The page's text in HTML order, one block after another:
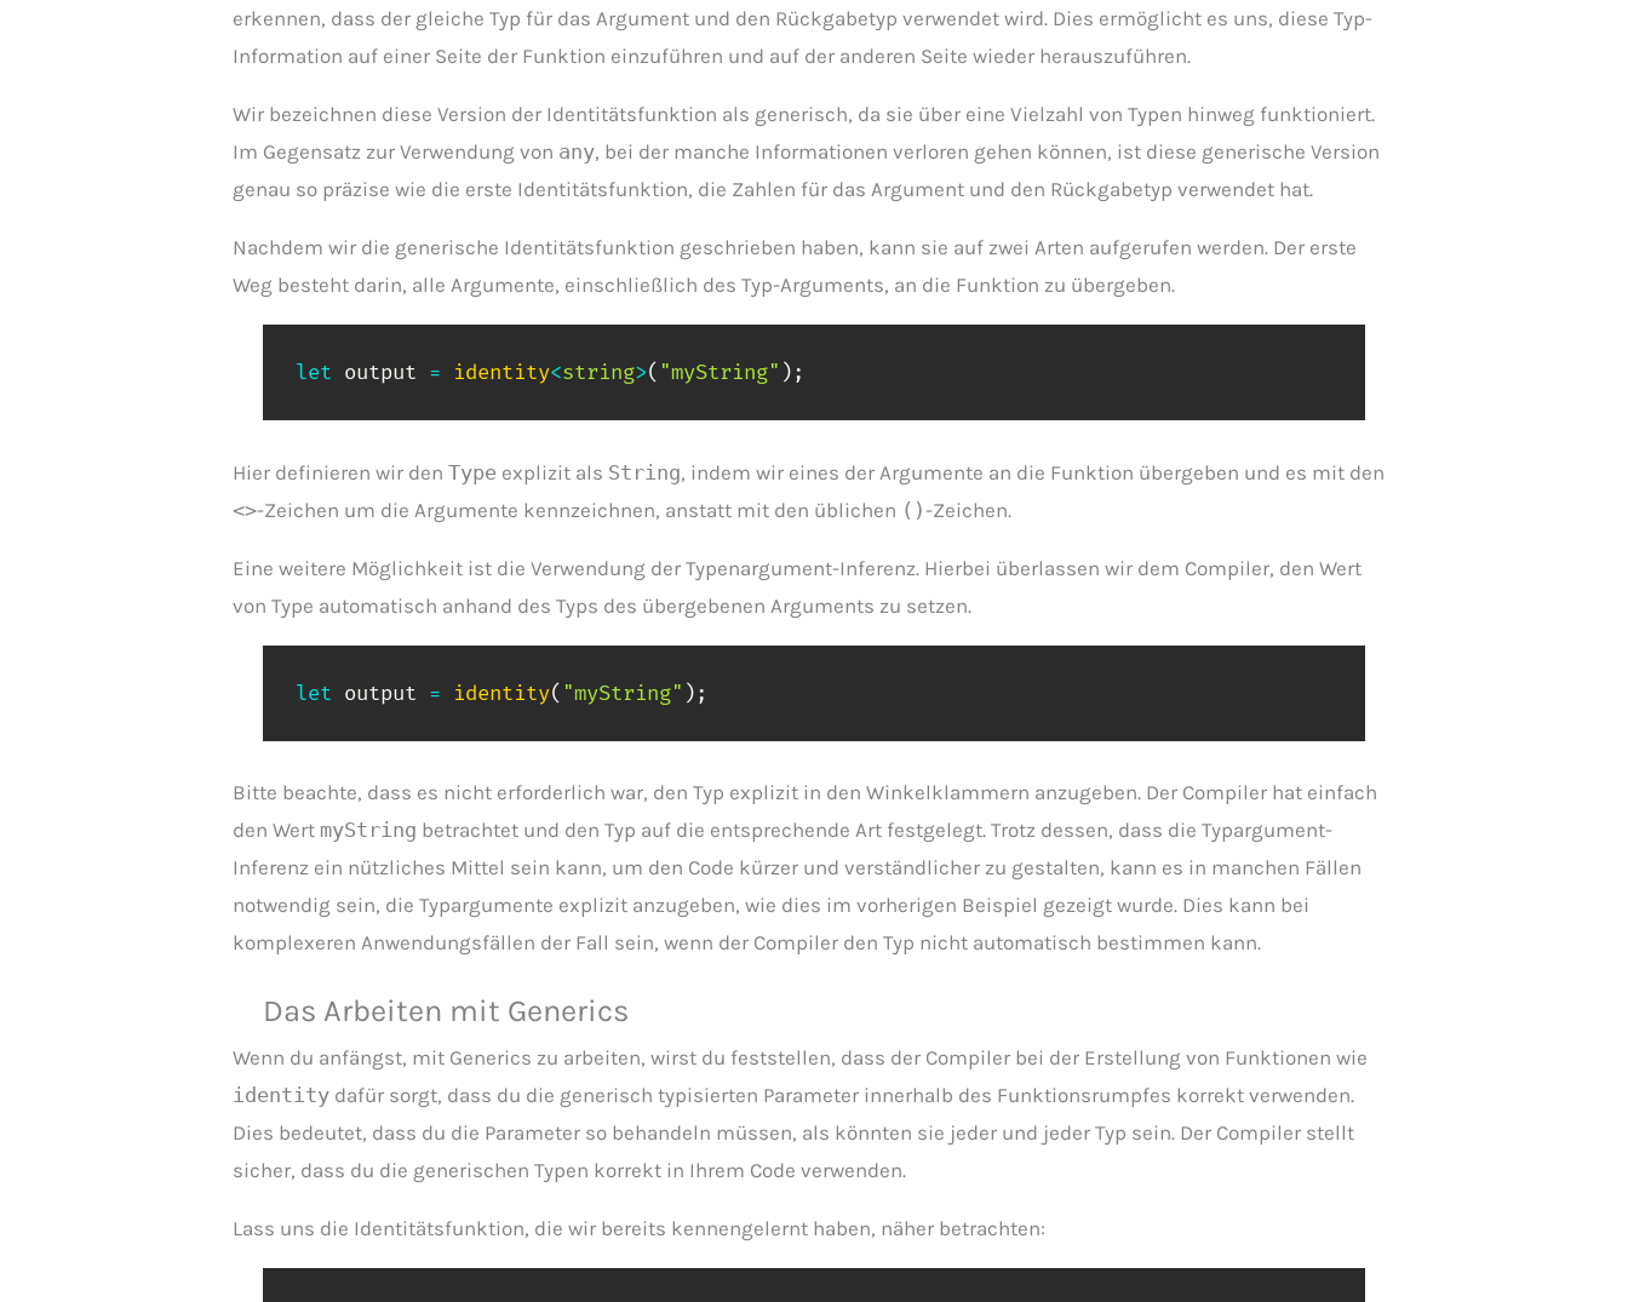
erkennen, dass der gleiche Typ für das Argument und den Rückgabetyp verwendet wird. Dies ermöglicht es uns, diese Typ-
Information auf einer Seite der Funktion einzuführen und auf der anderen Seite wieder herauszuführen.
Wir bezeichnen diese Version der Identitätsfunktion als generisch, da sie über eine Vielzahl von Typen hinweg funktioniert.
Im Gegensatz zur Verwendung von any, bei der manche Informationen verloren gehen können, ist diese generische Version
genau so präzise wie die erste Identitätsfunktion, die Zahlen für das Argument und den Rückgabetyp verwendet hat.
Nachdem wir die generische Identitätsfunktion geschrieben haben, kann sie auf zwei Arten aufgerufen werden. Der erste
Weg besteht darin, alle Argumente, einschließlich des Typ-Arguments, an die Funktion zu übergeben.
let output = identity<string>( "myString" );
Hier definieren wir den Type explizit als String, indem wir eines der Argumente an die Funktion übergeben und es mit den
<>-Zeichen um die Argumente kennzeichnen, anstatt mit den üblichen ()-Zeichen.
Eine weitere Möglichkeit ist die Verwendung der Typenargument-Inferenz. Hierbei überlassen wir dem Compiler, den Wert
von Type automatisch anhand des Typs des übergebenen Arguments zu setzen.
let output = identity( "myString" );
Bitte beachte, dass es nicht erforderlich war, den Typ explizit in den Winkelklammern anzugeben. Der Compiler hat einfach
den Wert myString betrachtet und den Typ auf die entsprechende Art festgelegt. Trotz dessen, dass die Typargument-
Inferenz ein nützliches Mittel sein kann, um den Code kürzer und verständlicher zu gestalten, kann es in manchen Fällen
notwendig sein, die Typargumente explizit anzugeben, wie dies im vorherigen Beispiel gezeigt wurde. Dies kann bei
komplexeren Anwendungsfällen der Fall sein, wenn der Compiler den Typ nicht automatisch bestimmen kann.
Das Arbeiten mit Generics
Wenn du anfängst, mit Generics zu arbeiten, wirst du feststellen, dass der Compiler bei der Erstellung von Funktionen wie
identity dafür sorgt, dass du die generisch typisierten Parameter innerhalb des Funktionsrumpfes korrekt verwenden.
Dies bedeutet, dass du die Parameter so behandeln müssen, als könnten sie jeder und jeder Typ sein. Der Compiler stellt
sicher, dass du die generischen Typen korrekt in Ihrem Code verwenden.
Lass uns die Identitätsfunktion, die wir bereits kennengelernt haben, näher betrachten: